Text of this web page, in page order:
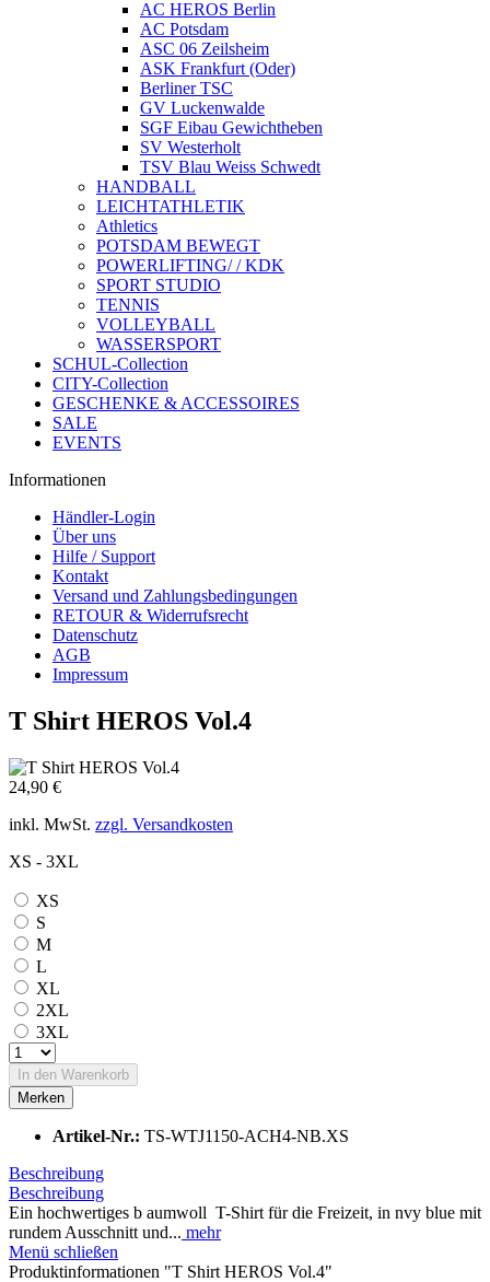
AC HEROS Berlin
AC Potsdam
ASC 06 Zeilsheim
ASK Frankfurt (Oder)
Berliner TSC
GV Luckenwalde
SGF Eibau Gewichtheben
SV Westerholt
TSV Blau Weiss Schwedt
HANDBALL
LEICHTATHLETIK
Athletics
POTSDAM BEWEGT
POWERLIFTING/ / KDK
SPORT STUDIO
TENNIS
VOLLEYBALL
WASSERSPORT
SCHUL-Collection
CITY-Collection
GESCHENKE & ACCESSOIRES
SALE
EVENTS
Informationen
Händler-Login
Über uns
Hilfe / Support
Kontakt
Versand und Zahlungsbedingungen
RETOUR & Widerrufsrecht
Datenschutz
AGB
Impressum
T Shirt HEROS Vol.4
24,90 €
inkl. MwSt. zzgl. Versandkosten
XS - 3XL
XS
S
M
L
XL
2XL
3XL
In den Warenkorb
Merken
Artikel-Nr.: TS-WTJ1150-ACH4-NB.XS
Beschreibung
Beschreibung
Ein hochwertiges b aumwoll T-Shirt für die Freizeit, in nvy blue mit
rundem Ausschnitt und... mehr
Menü schließen
Produktinformationen "T Shirt HEROS Vol.4"